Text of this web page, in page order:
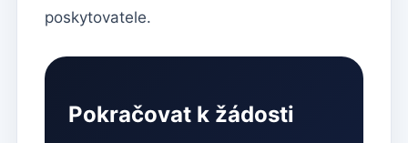
poskytovatele.
Pokračovat k žádosti